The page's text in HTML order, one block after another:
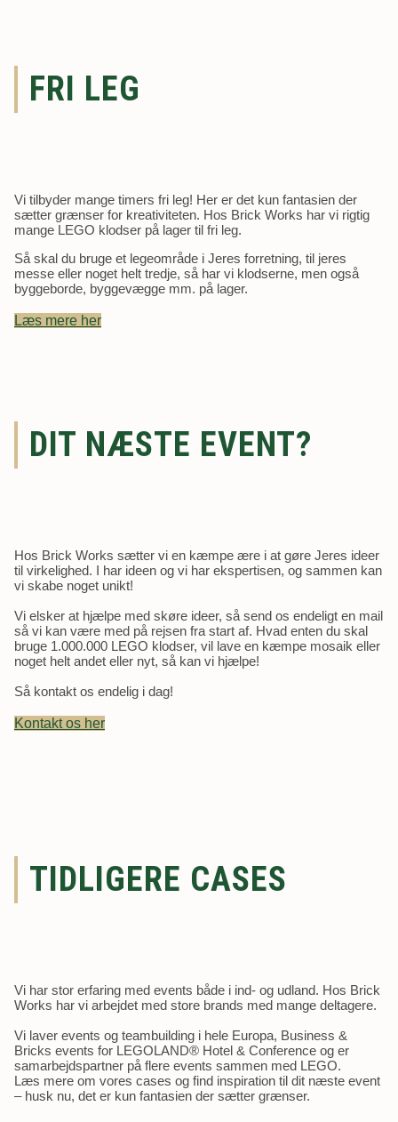
FRI LEG
Vi tilbyder mange timers fri leg! Her er det kun fantasien der
sætter grænser for kreativiteten. Hos Brick Works har vi rigtig
mange LEGO klodser på lager til fri leg.
Så skal du bruge et legeområde i Jeres forretning, til jeres
messe eller noget helt tredje, så har vi klodserne, men også
byggeborde, byggevægge mm. på lager.
Læs mere her
DIT NÆSTE EVENT?
Hos Brick Works sætter vi en kæmpe ære i at gøre Jeres ideer
til virkelighed. I har ideen og vi har ekspertisen, og sammen kan
vi skabe noget unikt!
Vi elsker at hjælpe med skøre ideer, så send os endeligt en mail
så vi kan være med på rejsen fra start af. Hvad enten du skal
bruge 1.000.000 LEGO klodser, vil lave en kæmpe mosaik eller
noget helt andet eller nyt, så kan vi hjælpe!
Så kontakt os endelig i dag!
Kontakt os her
TIDLIGERE CASES
Vi har stor erfaring med events både i ind- og udland. Hos Brick
Works har vi arbejdet med store brands med mange deltagere.
Vi laver events og teambuilding i hele Europa, Business &
Bricks events for LEGOLAND® Hotel & Conference og er
samarbejdspartner på flere events sammen med LEGO.
Læs mere om vores cases og find inspiration til dit næste event
– husk nu, det er kun fantasien der sætter grænser.